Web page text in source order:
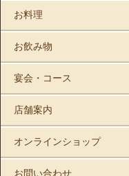
お料理
お飲み物
宴会・コース
店舗案内
オンラインショップ
お問い合わせ